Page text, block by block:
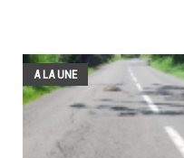
A LA UNE